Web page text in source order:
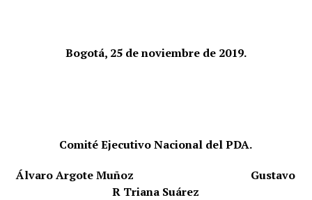
Bogotá, 25 de noviembre de 2019.
Comité Ejecutivo Nacional del PDA.
Álvaro Argote Muñoz
Gustavo
R Triana Suárez